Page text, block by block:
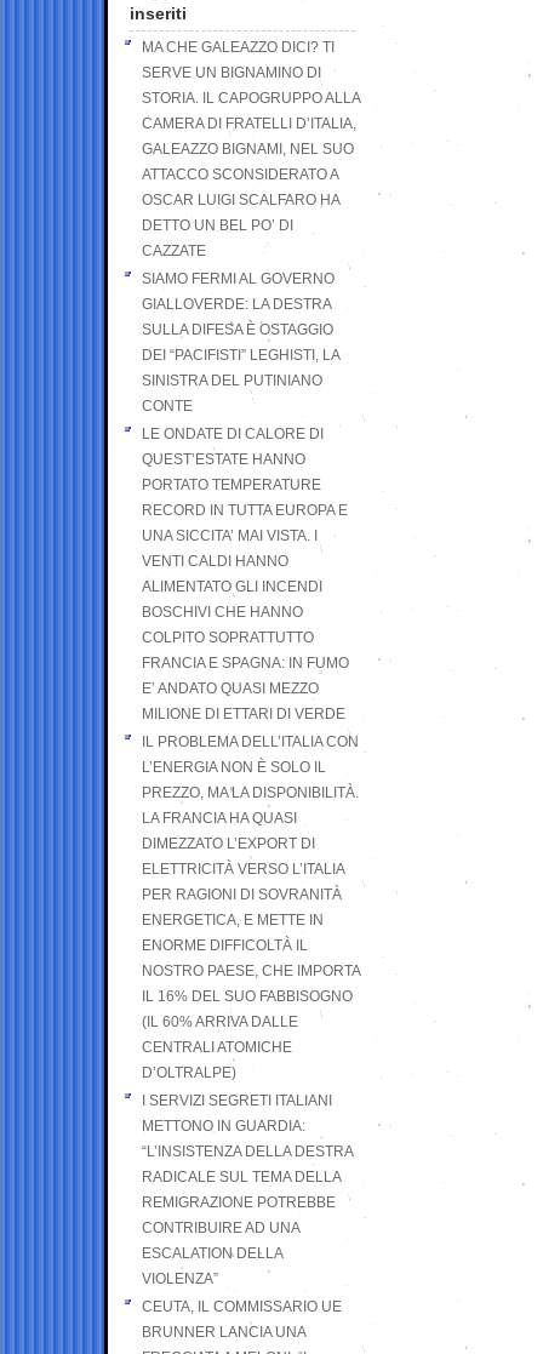
inseriti
MA CHE GALEAZZO DICI? TI
SERVE UN BIGNAMINO DI
STORIA. IL CAPOGRUPPO ALLA
CAMERA DI FRATELLI D’ITALIA,
GALEAZZO BIGNAMI, NEL SUO
ATTACCO SCONSIDERATO A
OSCAR LUIGI SCALFARO HA
DETTO UN BEL PO’ DI
CAZZATE
SIAMO FERMI AL GOVERNO
GIALLOVERDE: LA DESTRA
SULLA DIFESA È OSTAGGIO
DEI “PACIFISTI” LEGHISTI, LA
SINISTRA DEL PUTINIANO
CONTE
LE ONDATE DI CALORE DI
QUEST’ESTATE HANNO
PORTATO TEMPERATURE
RECORD IN TUTTA EUROPA E
UNA SICCITA’ MAI VISTA. I
VENTI CALDI HANNO
ALIMENTATO GLI INCENDI
BOSCHIVI CHE HANNO
COLPITO SOPRATTUTTO
FRANCIA E SPAGNA: IN FUMO
E’ ANDATO QUASI MEZZO
MILIONE DI ETTARI DI VERDE
IL PROBLEMA DELL’ITALIA CON
L’ENERGIA NON È SOLO IL
PREZZO, MA LA DISPONIBILITÀ.
LA FRANCIA HA QUASI
DIMEZZATO L’EXPORT DI
ELETTRICITÀ VERSO L’ITALIA
PER RAGIONI DI SOVRANITÀ
ENERGETICA, E METTE IN
ENORME DIFFICOLTÀ IL
NOSTRO PAESE, CHE IMPORTA
IL 16% DEL SUO FABBISOGNO
(IL 60% ARRIVA DALLE
CENTRALI ATOMICHE
D’OLTRALPE)
I SERVIZI SEGRETI ITALIANI
METTONO IN GUARDIA:
“L’INSISTENZA DELLA DESTRA
RADICALE SUL TEMA DELLA
REMIGRAZIONE POTREBBE
CONTRIBUIRE AD UNA
ESCALATION DELLA
VIOLENZA”
CEUTA, IL COMMISSARIO UE
BRUNNER LANCIA UNA